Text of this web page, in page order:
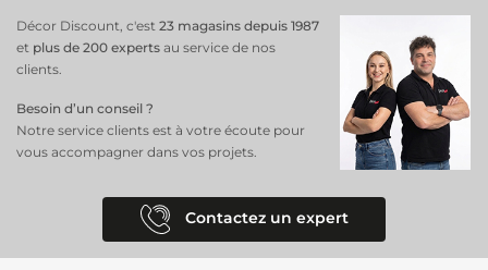
Décor Discount, c'est 23 magasins depuis 1987
et plus de 200 experts au service de nos
clients.
Besoin d’un conseil ?
Notre service clients est à votre écoute pour
vous accompagner dans vos projets.
Contactez un expert